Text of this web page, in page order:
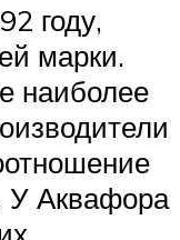
году,
марки.
наиболее
У Аквафора